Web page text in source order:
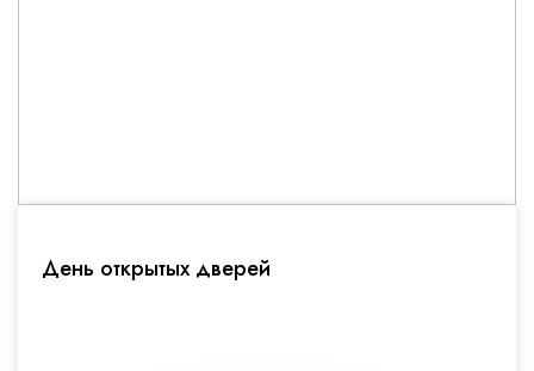
День открытых дверей